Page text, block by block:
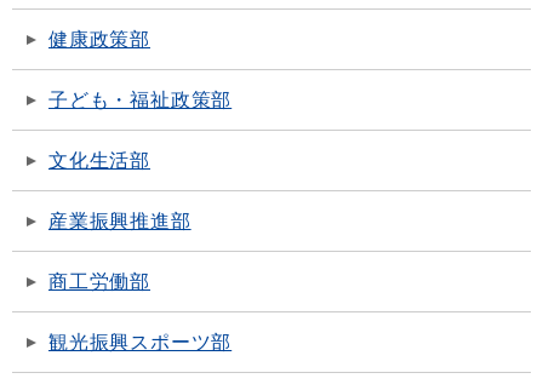
健康政策部
子ども・福祉政策部
文化生活部
産業振興推進部
商工労働部
観光振興スポーツ部